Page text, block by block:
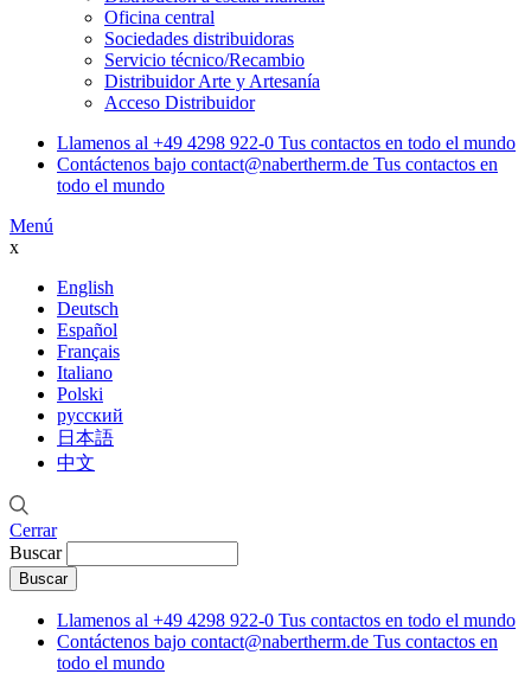
Oficina central
Sociedades distribuidoras
Servicio técnico/Recambio
Distribuidor Arte y Artesanía
Acceso Distribuidor
Llamenos al +49 4298 922-0 Tus contactos en todo el mundo
Contáctenos bajo contact@nabertherm.de Tus contactos en
todo el mundo
Menú
x
English
Deutsch
Español
Français
Italiano
Polski
русский
日本語
中文
Cerrar
Buscar
Llamenos al +49 4298 922-0 Tus contactos en todo el mundo
Contáctenos bajo contact@nabertherm.de Tus contactos en
todo el mundo